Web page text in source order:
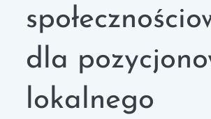
dla
lokalnego